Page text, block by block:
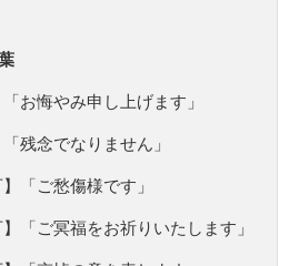
お悔やみ申し上げます」
残念でなりません」
「ご愁傷様です」
「ご冥福をお祈りいたします」